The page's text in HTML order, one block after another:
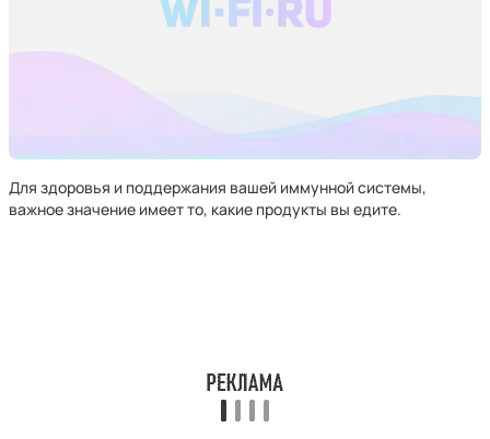
Для здоровья и поддержания вашей иммунной системы,
важное значение имеет то, какие продукты вы едите.